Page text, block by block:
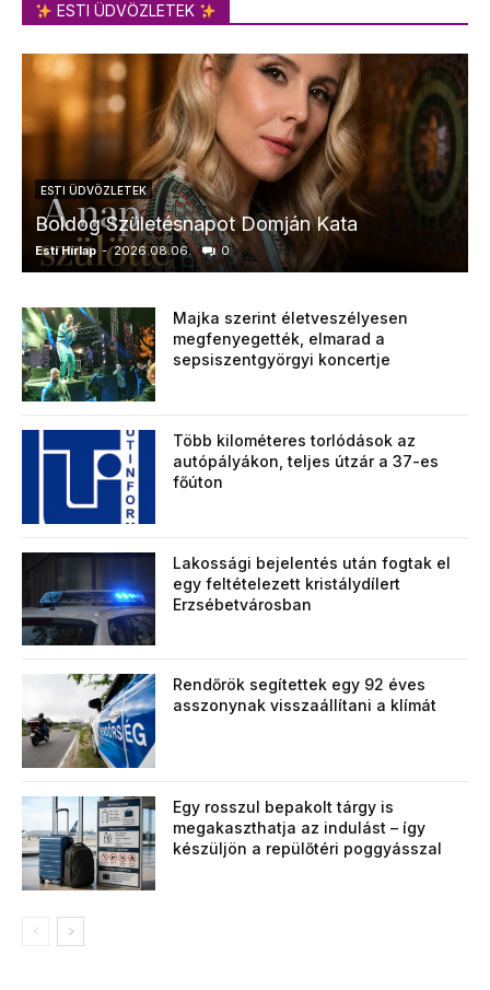
ESTI ÜDVÖZLETEK
ESTI ÜDVÖZLETEK
Boldog Születésnapot Domján Kata
Esti Hírlap - 2026.08.06. 0
Majka szerint életveszélyesen
megfenyegették, elmarad a
sepsiszentgyörgyi koncertje
Több kilométeres torlódások az
autópályákon, teljes útzár a 37-es
főúton
Lakossági bejelentés után fogtak el
egy feltételezett kristálydílert
Erzsébetvárosban
Rendőrök segítettek egy 92 éves
asszonynak visszaállítani a klímát
Egy rosszul bepakolt tárgy is
megakaszthatja az indulást – így
készüljön a repülőtéri poggyásszal